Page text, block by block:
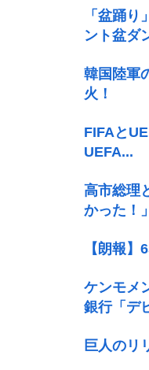
「盆踊
ント盆ダ
韓国陸軍
火！
FIFAと
UEFA...
高市総理
かった！」
【朗報
ケンモメ
銀行「デ
巨人のリ